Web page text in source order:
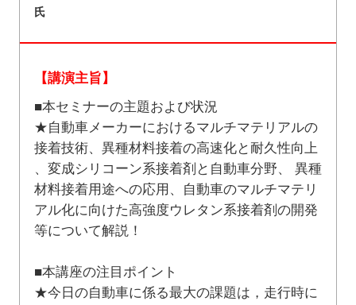
氏
【講演主旨】
■本セミナーの主題および状況
★自動車メーカーにおけるマルチマテリアルの
接着技術、異種材料接着の高速化と耐久性向上
、変成シリコーン系接着剤と自動車分野、 異種
材料接着用途への応用、自動車のマルチマテリ
アル化に向けた高強度ウレタン系接着剤の開発
等について解説！
■本講座の注目ポイント
★今日の自動車に係る最大の課題は，走行時に